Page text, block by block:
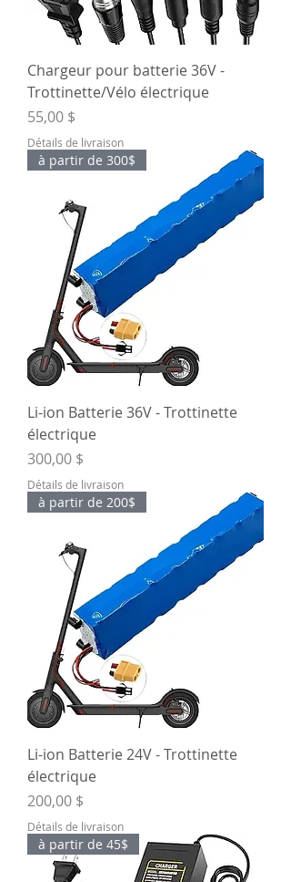
Chargeur pour batterie 36V -
Trottinette/Vélo électrique
Prix
55,00 $
Détails de livraison
à partir de 300$
Li-ion Batterie 36V - Trottinette
électrique
Prix
300,00 $
Détails de livraison
à partir de 200$
Li-ion Batterie 24V - Trottinette
électrique
Prix
200,00 $
Détails de livraison
à partir de 45$